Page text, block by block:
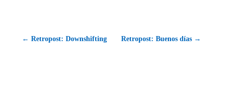
← Retropost: Downshifting Retropost: Buenos días →